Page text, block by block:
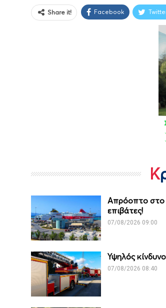
Share it! Facebook
Απρόοπτο στο
επιβάτες!
07/08/2026 09:00
Υψηλός
07/08/2026 08:40